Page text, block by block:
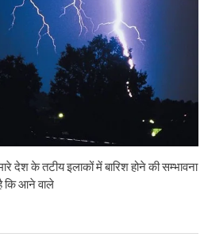
देश के तटीय इलाकों में बारिश होने की सम्भावना
कि आने वाले